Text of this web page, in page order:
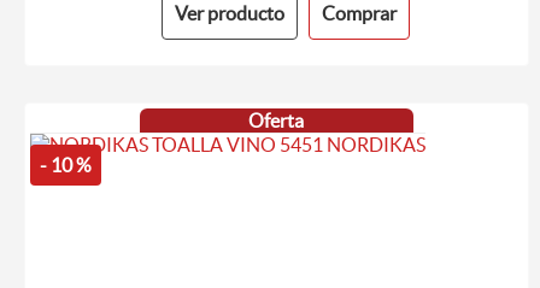
Ver producto Comprar
Oferta
- 10 %